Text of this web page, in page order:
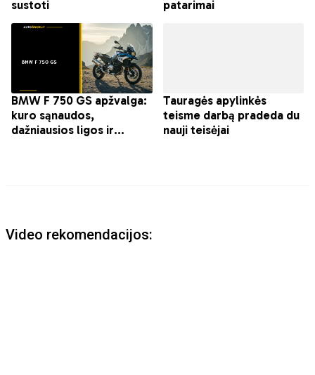
Video rekomendacijos: